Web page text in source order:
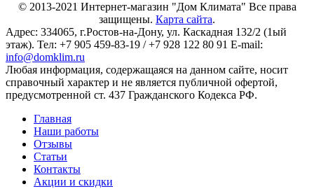
© 2013-2021 Интернет-магазин "Дом Климата" Все права
защищены. Карта сайта.
Адрес: 334065, г.Ростов-на-Дону, ул. Каскадная 132/2 (1ый
этаж). Тел: +7 905 459-83-19 / +7 928 122 80 91 E-mail:
info@domklim.ru
Любая информация, содержащаяся на данном сайте, носит
справочный характер и не является публичной офертой,
предусмотренной ст. 437 Гражданского Кодекса РФ.
Главная
Наши работы
Отзывы
Статьи
Контакты
Акции и скидки